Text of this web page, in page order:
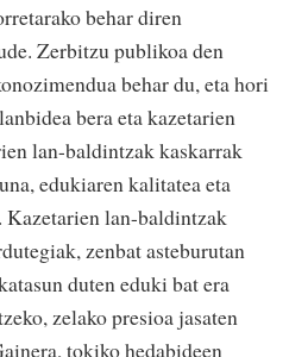
behar diren
Zerbitzu publikoa den
behar du, eta hori
bera eta kazetarien
lan-baldintzak kaskarrak
edukiaren kalitatea eta
Kazetarien lan-baldintzak
zenbat asteburutan
duten eduki bat era
zelako presioa jasaten
tokiko hedabideen